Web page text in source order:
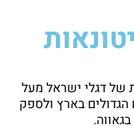
של דגלי ישראל מעל
הגדולים בארץ ולספק